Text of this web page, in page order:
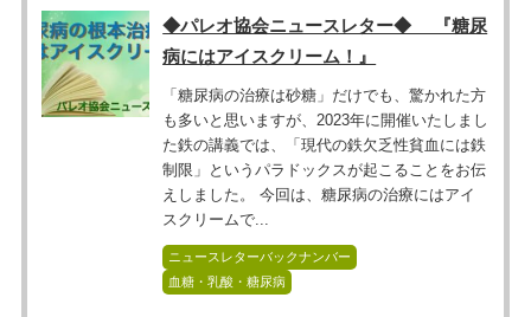
◆パレオ協会ニュースレター◆ 『糖尿
病にはアイスクリーム！』
「糖尿病の治療は砂糖」だけでも、驚かれた方
も多いと思いますが、2023年に開催いたしまし
た鉄の講義では、「現代の鉄欠乏性貧血には鉄
制限」というパラドックスが起こることをお伝
えしました。 今回は、糖尿病の治療にはアイ
スクリームで...
ニュースレターバックナンバー
血糖・乳酸・糖尿病